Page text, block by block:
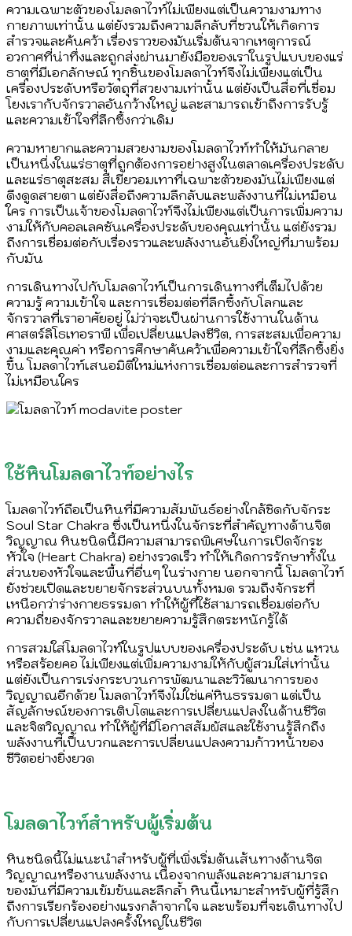
ความเฉพาะตัวของโมลดาไวท์ไม่เพียงแต่เป็นความงามทาง
กายภาพเท่านั้น แต่ยังรวมถึงความลึกลับที่ชวนให้เกิดการ
สำรวจและค้นคว้า เรื่องราวของมันเริ่มต้นจากเหตุการณ์
อวกาศที่น่าทึ่งและถูกส่งผ่านมายังมือของเราในรูปแบบของแร่
ธาตุที่มีเอกลักษณ์ ทุกชิ้นของโมลดาไวท์จึงไม่เพียงแต่เป็น
เครื่องประดับหรือวัตถุที่สวยงามเท่านั้น แต่ยังเป็นสื่อที่เชื่อม
โยงเรากับจักรวาลอันกว้างใหญ่ และสามารถเข้าถึงการรับรู้
และความเข้าใจที่ลึกซึ้งกว่าเดิม
ความหายากและความสวยงามของโมลดาไวท์ทำให้มันกลาย
เป็นหนึ่งในแร่ธาตุที่ถูกต้องการอย่างสูงในตลาดเครื่องประดับ
และแร่ธาตุสะสม สีเขียวอมเทาที่เฉพาะตัวของมันไม่เพียงแต่
ดึงดูดสายตา แต่ยังสื่อถึงความลึกลับและพลังงานที่ไม่เหมือน
ใคร การเป็นเจ้าของโมลดาไวท์จึงไม่เพียงแต่เป็นการเพิ่มความ
งามให้กับคอลเลคชันเครื่องประดับของคุณเท่านั้น แต่ยังรวม
ถึงการเชื่อมต่อกับเรื่องราวและพลังงานอันยิ่งใหญ่ที่มาพร้อม
กับมัน
การเดินทางไปกับโมลดาไวท์เป็นการเดินทางที่เต็มไปด้วย
ความรู้ ความเข้าใจ และการเชื่อมต่อที่ลึกซึ้งกับโลกและ
จักรวาลที่เราอาศัยอยู่ ไม่ว่าจะเป็นผ่านการใช้งาานในด้าน
ศาสตร์ลิโธเทอราพี เพื่อเปลี่ยนแปลงชีวิต, การสะสมเพื่อความ
งามและคุณค่า หรือการศึกษาค้นคว้าเพื่อความเข้าใจที่ลึกซึ้งยิ่ง
ขึ้น โมลดาไวท์เสนอมิติใหม่แห่งการเชื่อมต่อและการสำรวจที่
ไม่เหมือนใคร
ใช้หินโมลดาไวท์อย่างไร
โมลดาไวท์ถือเป็นหินที่มีความสัมพันธ์อย่างใกล้ชิดกับจักระ
Soul Star Chakra ซึ่งเป็นหนึ่งในจักระที่สำคัญทางด้านจิต
วิญญาณ หินชนิดนี้มีความสามารถพิเศษในการเปิดจักระ
หัวใจ (Heart Chakra) อย่างรวดเร็ว ทำให้เกิดการรักษาทั้งใน
ส่วนของหัวใจและพื้นที่อื่นๆ ในร่างกาย นอกจากนี้ โมลดาไวท์
ยังช่วยเปิดและขยายจักระส่วนบนทั้งหมด รวมถึงจักระที่
เหนือกว่าร่างกายธรรมดา ทำให้ผู้ที่ใช้สามารถเชื่อมต่อกับ
ความถี่ของจักรวาลและขยายความรู้สึกตระหนักรู้ได้
การสวมใส่โมลดาไวท์ในรูปแบบของเครื่องประดับ เช่น แหวน
หรือสร้อยคอ ไม่เพียงแต่เพิ่มความงามให้กับผู้สวมใส่เท่านั้น
แต่ยังเป็นการเร่งกระบวนการพัฒนาและวิวัฒนาการของ
วิญญาณอีกด้วย โมลดาไวท์จึงไม่ใช่แค่หินธรรมดา แต่เป็น
สัญลักษณ์ของการเติบโตและการเปลี่ยนแปลงในด้านชีวิต
และจิตวิญญาณ ทำให้ผู้ที่มีโอกาสสัมผัสและใช้งานรู้สึกถึง
พลังงานที่เป็นบวกและการเปลี่ยนแปลงความก้าวหน้าของ
ชีวิตอย่างยิ่งยวด
โมลดาไวท์สำหรับผู้เริ่มต้น
หินชนิดนี้ไม่แนะนำสำหรับผู้ที่เพิ่งเริ่มต้นเส้นทางด้านจิต
วิญญาณหรืองานพลังงาน เนื่องจากพลังและความสามารถ
ของมันที่มีความเข้มข้นและลึกล้ำ หินนี้เหมาะสำหรับผู้ที่รู้สึก
ถึงการเรียกร้องอย่างแรงกล้าจากใจ และพร้อมที่จะเดินทางไป
กับการเปลี่ยนแปลงครั้งใหญ่ในชีวิต